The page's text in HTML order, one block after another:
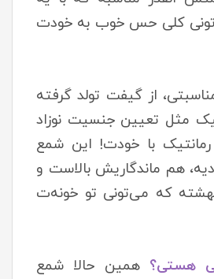
کلی حس خوب به خودت
از گیفت تولد گرفته
مثل تعیین جنسیت نوزاد
با خودت! این شمع
هم ماندگاریش بالاست و
که می‌تونی تو خونه‌ت
چی هستی؟همین حالا شمع